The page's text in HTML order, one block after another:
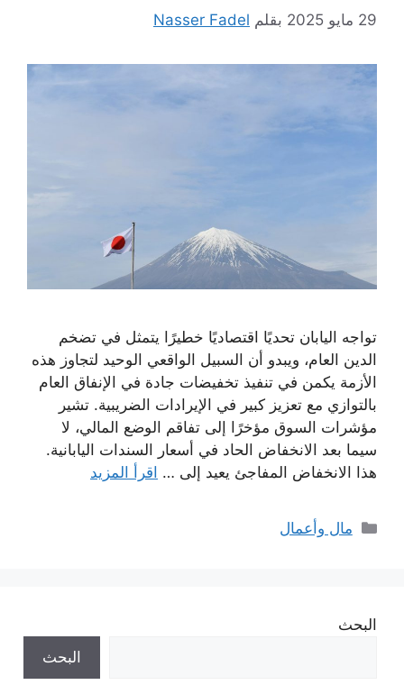
29 مايو 2025 بقلم Nasser Fadel
تواجه اليابان تحديًا اقتصاديًا خطيرًا يتمثل في تضخم
الدين العام، ويبدو أن السبيل الواقعي الوحيد لتجاوز هذه
الأزمة يكمن في تنفيذ تخفيضات جادة في الإنفاق العام
بالتوازي مع تعزيز كبير في الإيرادات الضريبية. تشير
مؤشرات السوق مؤخرًا إلى تفاقم الوضع المالي، لا
سيما بعد الانخفاض الحاد في أسعار السندات اليابانية.
هذا الانخفاض المفاجئ يعيد إلى … اقرأ المزيد
التصنيفات
مال وأعمال
البحث
البحث